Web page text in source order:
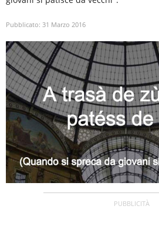
Pubblicato: 31 Marzo 2016